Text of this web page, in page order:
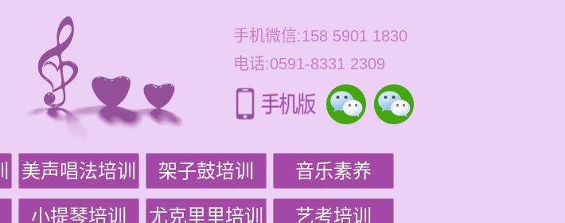
手机微信:158 5901 1830
电话:0591-8331 2309
美声唱法培训 架子鼓培训 音乐素养
小提琴培训 尤克里里培训 艺考培训